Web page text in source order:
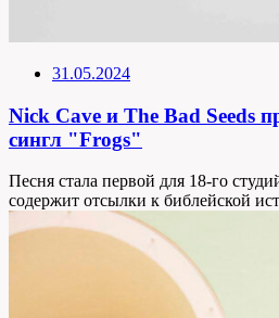
31.05.2024
Nick Cave и The Bad Seeds
сингл "Frogs"
Песня стала первой для 18-го
содержит отсылки к библейской